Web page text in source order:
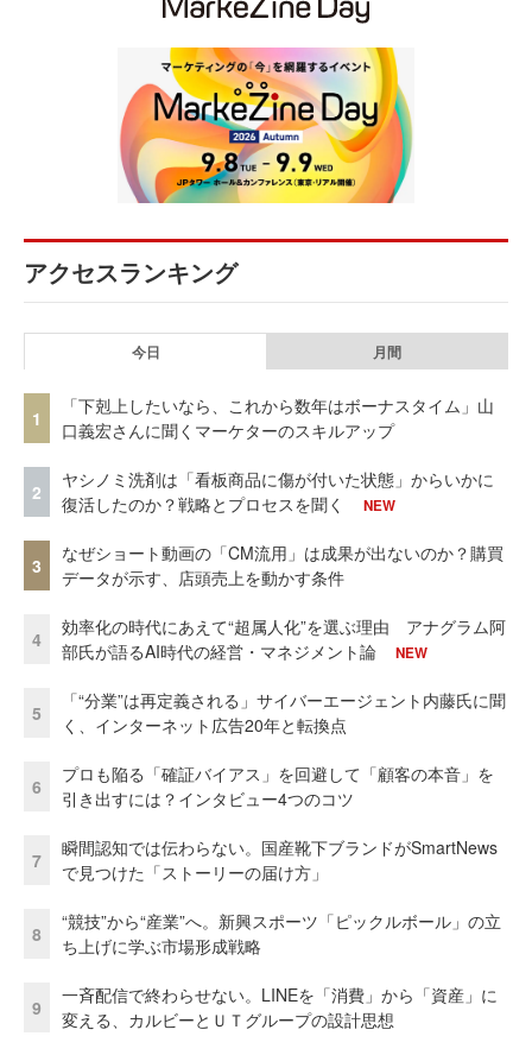
アクセスランキング
今日 月間
1
「下剋上したいなら、これから数年はボーナスタイム」山
口義宏さんに聞くマーケターのスキルアップ
2
ヤシノミ洗剤は「看板商品に傷が付いた状態」からいかに
復活したのか？戦略とプロセスを聞く
NEW
3
なぜショート動画の「CM流用」は成果が出ないのか？購買
データが示す、店頭売上を動かす条件
4
効率化の時代にあえて“超属人化”を選ぶ理由 アナグラム阿
部氏が語るAI時代の経営・マネジメント論
NEW
5
「“分業”は再定義される」サイバーエージェント内藤氏に聞
く、インターネット広告20年と転換点
6
プロも陥る「確証バイアス」を回避して「顧客の本音」を
引き出すには？インタビュー4つのコツ
7
瞬間認知では伝わらない。国産靴下ブランドがSmartNews
で見つけた「ストーリーの届け方」
8
“競技”から“産業”へ。新興スポーツ「ピックルボール」の立
ち上げに学ぶ市場形成戦略
9
一斉配信で終わらせない。LINEを「消費」から「資産」に
変える、カルビーとＵＴグループの設計思想